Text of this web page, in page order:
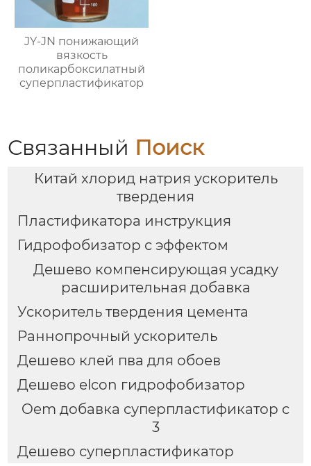
JY-JN понижающий
вязкость
поликарбоксилатный
суперпластификатор
Связанный Поиск
Китай хлорид натрия ускоритель
твердения
Пластификатора инструкция
Гидрофобизатор с эффектом
Дешево компенсирующая усадку
расширительная добавка
Ускоритель твердения цемента
Раннопрочный ускоритель
Дешево клей пва для обоев
Дешево elcon гидрофобизатор
Oem добавка суперпластификатор с
3
Дешево суперпластификатор